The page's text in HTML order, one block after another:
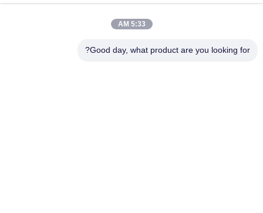
آلة اختبار ثلاثة نقاط للإنحناء القياسية ASTM D790 للكشف عن قوة
5:33 AM
Good day, what product are you looking for?